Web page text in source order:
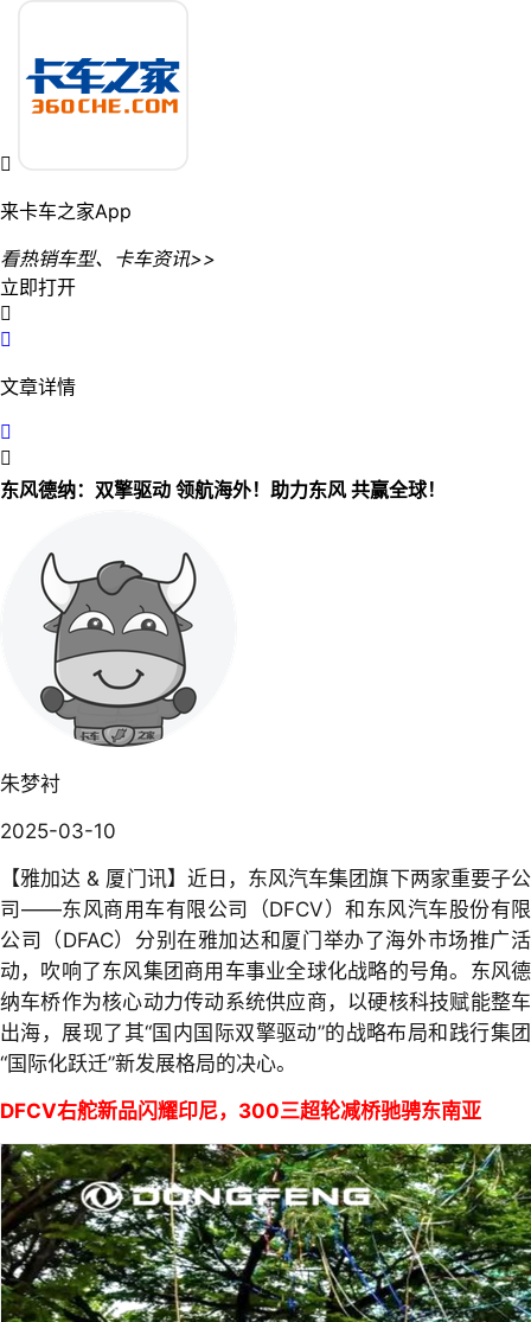

来卡车之家App
看热销车型、卡车资讯>>
立即打开


文章详情


东风德纳：双擎驱动 领航海外！助力东风 共赢全球！
朱梦衬
2025-03-10
【雅加达 & 厦门讯】近日，东风汽车集团旗下两家重要子公
司——东风商用车有限公司（DFCV）和东风汽车股份有限
公司（DFAC）分别在雅加达和厦门举办了海外市场推广活
动，吹响了东风集团商用车事业全球化战略的号角。东风德
纳车桥作为核心动力传动系统供应商，以硬核科技赋能整车
出海，展现了其“国内国际双擎驱动”的战略布局和践行集团
“国际化跃迁”新发展格局的决心。
DFCV右舵新品闪耀印尼，300三超轮减桥驰骋东南亚